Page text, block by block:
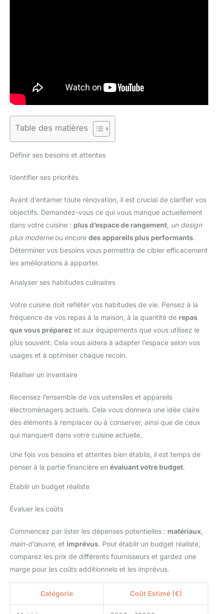
Table des matières
Définir ses besoins et attentes
Identifier ses priorités
Avant d’entamer toute rénovation, il est crucial de clarifier vos
objectifs. Demandez-vous ce qui vous manque actuellement
dans votre cuisine : plus d’espace de rangement un design
plus moderneou encore des appareils plus performants.
Déterminer vos besoins vous permettra de cibler efficacement
les améliorations à apporter.
Analyser ses habitudes culinaires
Votre cuisine doit refléter vos habitudes de vie. Pensez à la
fréquence de vos repas à la maison, à la quantité de repas
que vous préparez et aux équipements que vous utilisez le
plus souvent. Cela vous aidera à adapter l’espace selon vos
usages et à optimiser chaque recoin.
Réaliser un inventaire
Recensez l’ensemble de vos ustensiles et appareils
électroménagers actuels. Cela vous donnera une idée claire
des éléments à remplacer ou à conserver, ainsi que de ceux
qui manquent dans votre cuisine actuelle.
Une fois vos besoins et attentes bien établis, il est temps de
penser à la partie financière en évaluant votre budget.
Établir un budget réaliste
Évaluer les coûts
Commencez par lister les dépenses potentielles : matériaux
main-d’œuvre, et imprévus. Pour établir un budget réaliste,
comparez les prix de différents fournisseurs et gardez une
marge pour les coûts additionnels et les imprévus.
Catégorie Coût Estimé (€)